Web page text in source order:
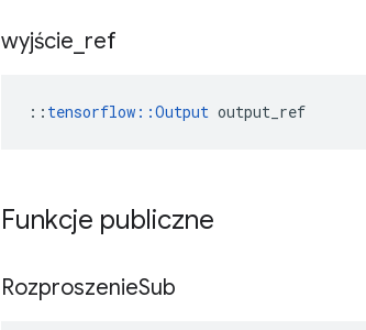
wyjście ref
:: tensorflow::Output output_ref
Funkcje publiczne
RozproszenieSub